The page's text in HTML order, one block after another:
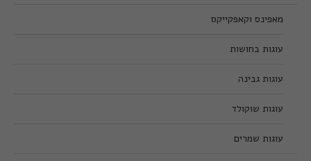
מאפינס וקאפקייקס
עוגות בחושות
עוגות גבינה
עוגות שוקולד
עוגות שמרים